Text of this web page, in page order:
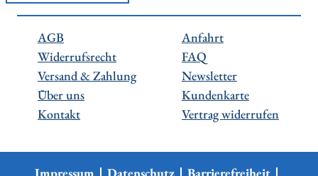
AGB
Widerrufsrecht
Versand & Zahlung
Über uns
Kontakt
Anfahrt
FAQ
Newsletter
Kundenkarte
Vertrag widerrufen